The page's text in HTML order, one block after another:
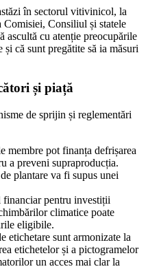
în sectorul vitivinicol, la
Comisiei, Consiliul și statele
ascultă cu atenție preocupările
că sunt pregătite să ia măsuri
și piață
de sprijin și reglementări
membre pot finanța defrișarea
a preveni supraproducția.
plantare va fi supus unei
pentru investiții
climatice poate
eligibile.
etichetare sunt armonizate la
etichetelor și a pictogramelor
un acces mai clar la